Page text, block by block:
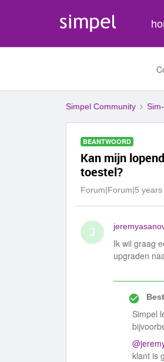
Simpel Community
BEANTWOORD
Kan mijn
toestel?
Forum|Forum|5 years
J
Ik wil graag
upgraden
Simpel
klant is